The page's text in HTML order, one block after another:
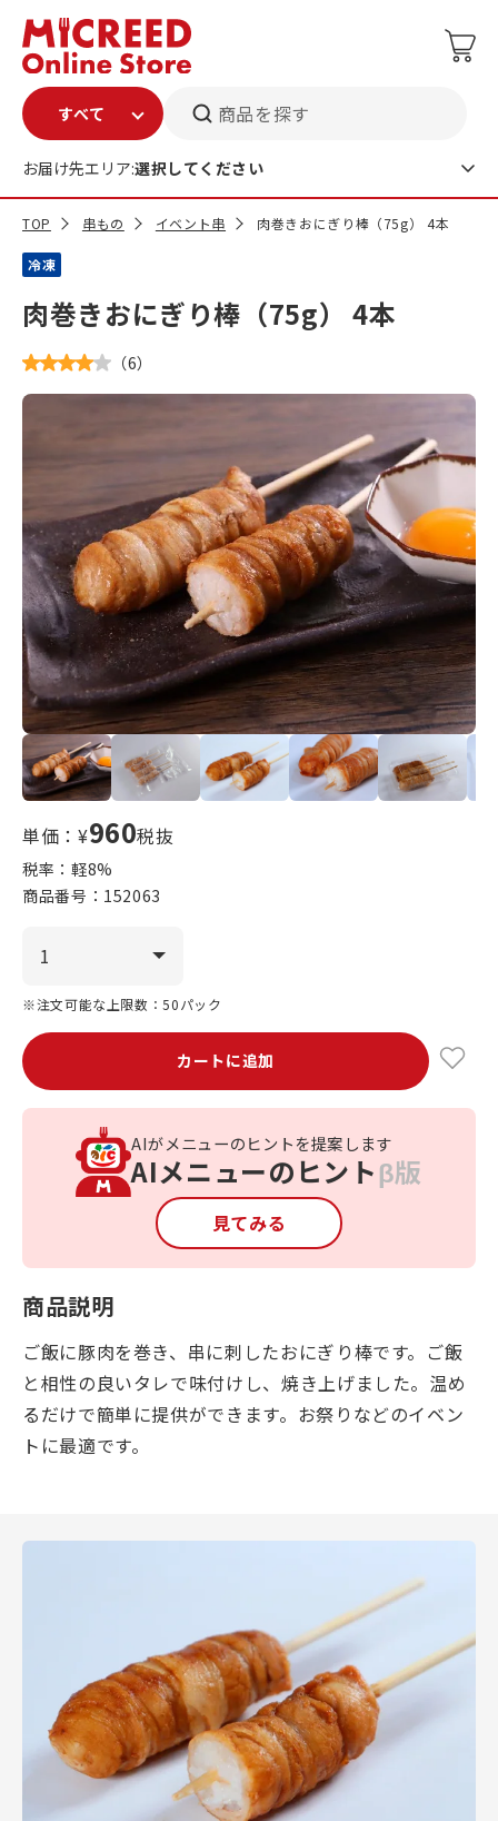
商品を探す
お届け先エリア:選択してください
TOP 串もの イベント串 肉巻きおにぎり棒（75g） 4本
冷凍
肉巻きおにぎり棒（75g） 4本
（6）
単価：¥960税抜
税率：軽8%
商品番号： 152063
※注文可能な上限数：50パック
カートに追加
AIがメニューのヒントを提案します
AIメニューのヒントβ版
見てみる
商品説明
ご飯に豚肉を巻き、串に刺したおにぎり棒です。ご飯
と相性の良いタレで味付けし、焼き上げました。温め
るだけで簡単に提供ができます。お祭りなどのイベン
トに最適です。